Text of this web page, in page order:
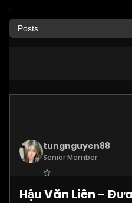
tungnguyen88
Senior Member
Posts:3619
Hậu Văn Liên -